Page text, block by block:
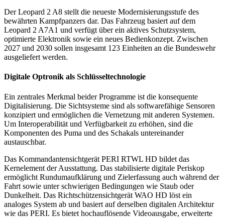
Der Leopard 2 A8 stellt die neueste Modernisierungsstufe des
bewährten Kampfpanzers dar. Das Fahrzeug basiert auf dem
Leopard 2 A7A1 und verfügt über ein aktives Schutzsystem,
optimierte Elektronik sowie ein neues Bedienkonzept. Zwischen
2027 und 2030 sollen insgesamt 123 Einheiten an die Bundeswehr
ausgeliefert werden.
Digitale Optronik als Schlüsseltechnologie
Ein zentrales Merkmal beider Programme ist die konsequente
Digitalisierung. Die Sichtsysteme sind als softwarefähige Sensoren
konzipiert und ermöglichen die Vernetzung mit anderen Systemen.
Um Interoperabilität und Verfügbarkeit zu erhöhen, sind die
Komponenten des Puma und des Schakals untereinander
austauschbar.
Das Kommandantensichtgerät PERI RTWL HD bildet das
Kernelement der Ausstattung. Das stabilisierte digitale Periskop
ermöglicht Rundumaufklärung und Zielerfassung auch während der
Fahrt sowie unter schwierigen Bedingungen wie Staub oder
Dunkelheit. Das Richtschützensichtgerät WAO HD löst ein
analoges System ab und basiert auf derselben digitalen Architektur
wie das PERI. Es bietet hochauflösende Videoausgabe, erweiterte